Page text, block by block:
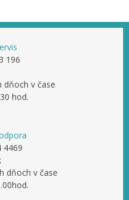
196
dňoch v čase
hod.
4469
dňoch v čase